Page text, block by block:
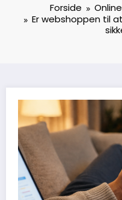
Forside
Er webshoppen til